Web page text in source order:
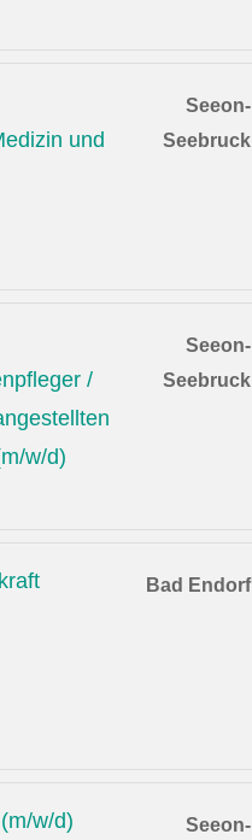
und
Seeon-
Seebruck
/
w/d)
Seeon-
Seebruck
Bad Endorf
w/d)
Seeon-